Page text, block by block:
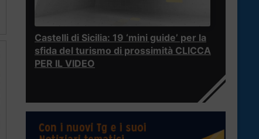
Castelli di Sicilia: 19 ‘mini guide’ per la
sfida del turismo di prossimità CLICCA
PER IL VIDEO